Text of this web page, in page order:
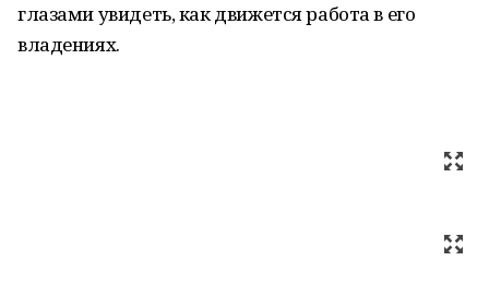
глазами увидеть, как движется работа в его
владениях.